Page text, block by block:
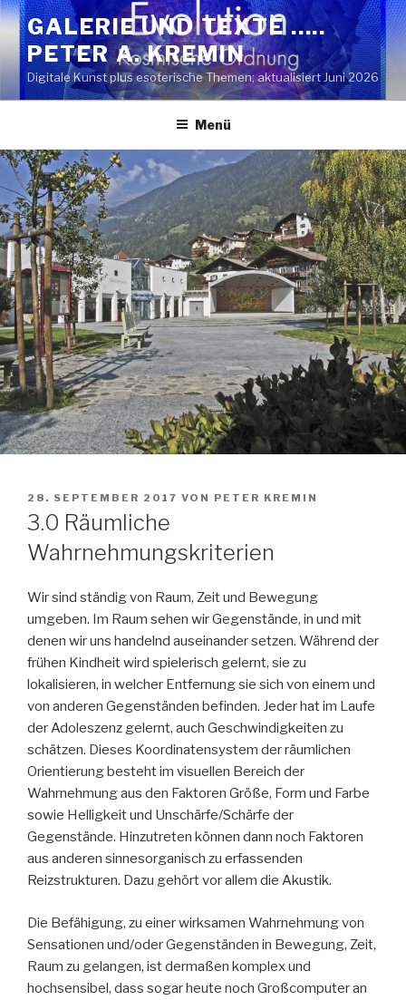
Zum
Inhalt
springen
GALERIE UND TEXTE …..
PETER A. KREMIN
Digitale Kunst plus esoterische Themen; aktualisiert Juni 2026
Menü
VERÖFFENTLICHT
AM
28. SEPTEMBER 2017 VON PETER KREMIN
3.0 Räumliche
Wahrnehmungskriterien
Wir sind ständig von Raum, Zeit und Bewegung
umgeben. Im Raum sehen wir Gegenstände, in und mit
denen wir uns handelnd auseinander setzen. Während der
frühen Kindheit wird spielerisch gelernt, sie zu
lokalisieren, in welcher Entfernung sie sich von einem und
von anderen Gegenständen befinden. Jeder hat im Laufe
der Adoleszenz gelernt, auch Geschwindigkeiten zu
schätzen. Dieses Koordinatensystem der räumlichen
Orientierung besteht im visuellen Bereich der
Wahrnehmung aus den Faktoren Größe, Form und Farbe
sowie Helligkeit und Unschärfe/Schärfe der
Gegenstände. Hinzutreten können dann noch Faktoren
aus anderen sinnesorganisch zu erfassenden
Reizstrukturen. Dazu gehört vor allem die Akustik.
Die Befähigung, zu einer wirksamen Wahrnehmung von
Sensationen und/oder Gegenständen in Bewegung, Zeit,
Raum zu gelangen, ist dermaßen komplex und
hochsensibel, dass sogar heute noch Großcomputer an